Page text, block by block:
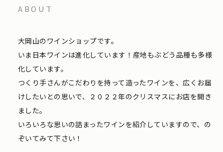
ABOUT
大岡山のワインショップです。
いま日本ワインは進化しています！産地もぶどう品種も多様
化しています。
つくり手さんがこだわりを持って造ったワインを、広くお届
けしたいとの思いで、２０２２年のクリスマスにお店を開き
ました。
いろいろな思いの詰まったワインを紹介していますので、の
ぞいてみて下さい！